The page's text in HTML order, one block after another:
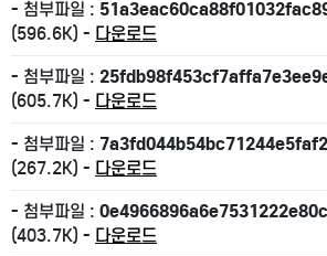
- 첨부파일 :
(596.6K) - 다운로드
- 첨부파일 :
(605.7K) - 다운로드
- 첨부파일 :
(267.2K) - 다운로드
- 첨부파일 :
(403.7K) - 다운로드